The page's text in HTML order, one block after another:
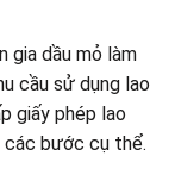
gia dầu mỏ làm
cầu sử dụng lao
giấy phép lao
các bước cụ thể.